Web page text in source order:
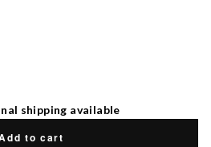
shipping available
to cart